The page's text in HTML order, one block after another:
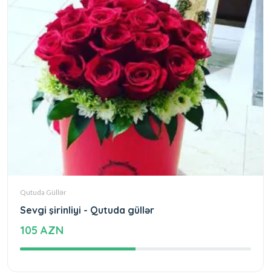
Qutuda Güllər
Sevgi şirinliyi - Qutuda güllər
105 AZN